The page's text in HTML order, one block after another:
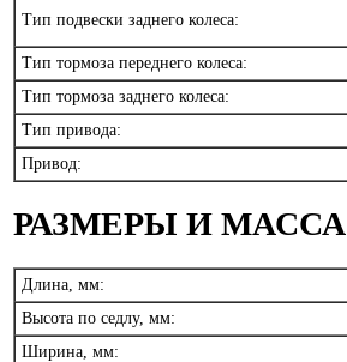
Тип подвески заднего колеса:
Тип тормоза переднего колеса:
Тип тормоза заднего колеса:
Тип привода:
Привод:
РАЗМЕРЫ И МАССА
Длина, мм:
Высота по седлу, мм:
Ширина, мм: